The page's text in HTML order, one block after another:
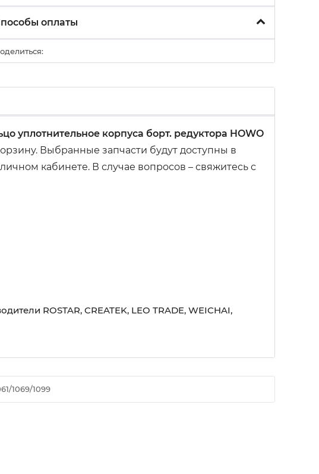
оплаты
уплотнительное корпуса борт. редуктора HOWO
Выбранные запчасти будут доступны в
кабинете. В случае вопросов – свяжитесь с
ROSTAR, CREATEK, LEO TRADE, WEICHAI,
1069/1099